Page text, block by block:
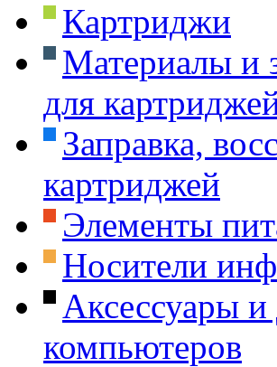
Картриджи
Материалы и
для
Заправка,
картриджей
Элементы
Носители
Аксессуары и
компьютеров